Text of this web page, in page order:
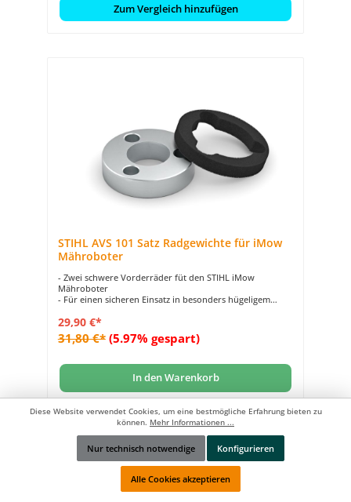
Zum Vergleich hinzufügen
STIHL AVS 101 Satz Radgewichte für iMow
Mähroboter
- Zwei schwere Vorderräder füt den STIHL iMow
Mähroboter
- Für einen sicheren Einsatz in besonders hügeligem
- Verbessert den Halt des automatischen Rasenmähers an
schrägen Ebenen
29,90 €*
31,80 €* (5.97% gespart)
In den Warenkorb
Zum Vergleich hinzufügen
Werkzeugleiste anzeigen
Diese Website verwendet Cookies, um eine bestmögliche Erfahrung bieten zu
können. Mehr Informationen ...
Nur technisch notwendige Konfigurieren
Alle Cookies akzeptieren